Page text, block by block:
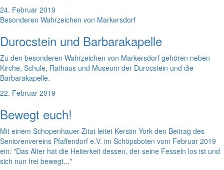
24. Februar 2019
Besonderen Wahrzeichen von Markersdorf
Durocstein und Barbarakapelle
Zu den besonderen Wahrzeichen von Markersdorf gehören neben
Kirche, Schule, Rathaus und Museum der Durocstein und die
Barbarakapelle.
22. Februar 2019
Bewegt euch!
Mit einem Schopenhauer-Zitat leitet Kerstin York den Beitrag des
Seniorenvereins Pfaffendorf e.V. im Schöpsboten vom Februar 2019
ein: "Das Alter hat die Heiterkeit dessen, der seine Fesseln los ist und
sich nun frei bewegt..."